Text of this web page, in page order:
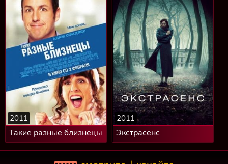
Такие разные близнецы
2011
Экстрасенс
2011